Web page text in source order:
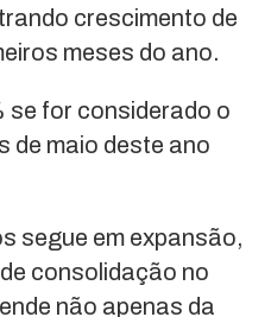
crescimento de
meses do ano.
se for considerado o
de maio deste ano
segue em expansão,
consolidação no
não apenas da